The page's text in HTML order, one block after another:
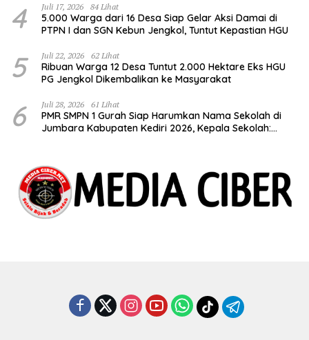
4 Juli 17, 2026 84 Lihat
5.000 Warga dari 16 Desa Siap Gelar Aksi Damai di
PTPN I dan SGN Kebun Jengkol, Tuntut Kepastian HGU
5 Juli 22, 2026 62 Lihat
Ribuan Warga 12 Desa Tuntut 2.000 Hektare Eks HGU
PG Jengkol Dikembalikan ke Masyarakat
6 Juli 28, 2026 61 Lihat
PMR SMPN 1 Gurah Siap Harumkan Nama Sekolah di
Jumbara Kabupaten Kediri 2026, Kepala Sekolah: